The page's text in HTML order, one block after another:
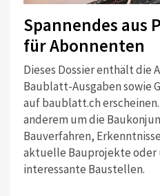
Spannendes aus
für Abonnenten
Dieses Dossier enthält die
Baublatt-Ausgaben sowie
auf baublatt.ch
anderem um die
Bauverfahren,
aktuelle Bauprojekte oder
interessante Baustellen.